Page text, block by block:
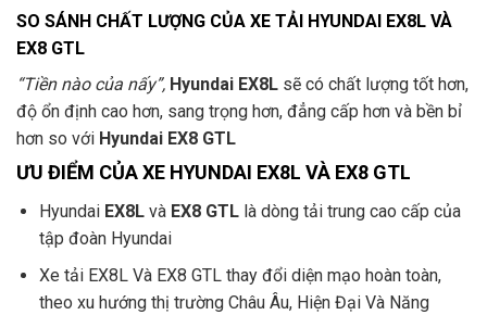
SO SÁNH CHẤT LƯỢNG CỦA XE TẢI HYUNDAI EX8L VÀ
EX8 GTL
“Tiền nào của nấy”, Hyundai EX8L sẽ có chất lượng tốt hơn,
độ ổn định cao hơn, sang trọng hơn, đẳng cấp hơn và bền bỉ
hơn so với Hyundai EX8 GTL
ƯU ĐIỂM CỦA XE HYUNDAI EX8L VÀ EX8 GTL
Hyundai EX8Lvà EX8 GTLlà dòng tải trung cao cấp của
tập đoàn Hyundai
Xe tải EX8L Và EX8 GTL thay đổi diện mạo hoàn toàn,
theo xu hướng thị trường Châu Âu, Hiện Đại Và Năng